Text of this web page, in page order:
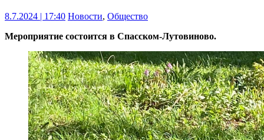
8.7.2024 | 17:40 Новости, Общество
Мероприятие состоится в Спасском-Лутовиново.